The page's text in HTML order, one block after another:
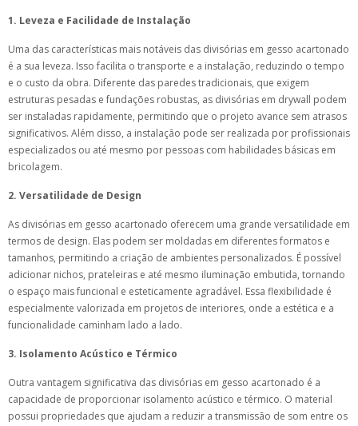
1. Leveza e Facilidade de Instalação
Uma das características mais notáveis das divisórias em gesso acartonado
é a sua leveza. Isso facilita o transporte e a instalação, reduzindo o tempo
e o custo da obra. Diferente das paredes tradicionais, que exigem
estruturas pesadas e fundações robustas, as divisórias em drywall podem
ser instaladas rapidamente, permitindo que o projeto avance sem atrasos
significativos. Além disso, a instalação pode ser realizada por profissionais
especializados ou até mesmo por pessoas com habilidades básicas em
bricolagem.
2. Versatilidade de Design
As divisórias em gesso acartonado oferecem uma grande versatilidade em
termos de design. Elas podem ser moldadas em diferentes formatos e
tamanhos, permitindo a criação de ambientes personalizados. É possível
adicionar nichos, prateleiras e até mesmo iluminação embutida, tornando
o espaço mais funcional e esteticamente agradável. Essa flexibilidade é
especialmente valorizada em projetos de interiores, onde a estética e a
funcionalidade caminham lado a lado.
3. Isolamento Acústico e Térmico
Outra vantagem significativa das divisórias em gesso acartonado é a
capacidade de proporcionar isolamento acústico e térmico. O material
possui propriedades que ajudam a reduzir a transmissão de som entre os